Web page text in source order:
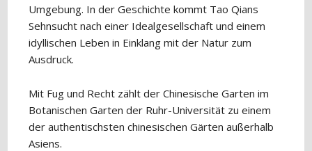
Umgebung. In der Geschichte kommt Tao Qians
Sehnsucht nach einer Idealgesellschaft und einem
idyllischen Leben in Einklang mit der Natur zum
Ausdruck.
Mit Fug und Recht zählt der Chinesische Garten im
Botanischen Garten der Ruhr-Universität zu einem
der authentischsten chinesischen Gärten außerhalb
Asiens.